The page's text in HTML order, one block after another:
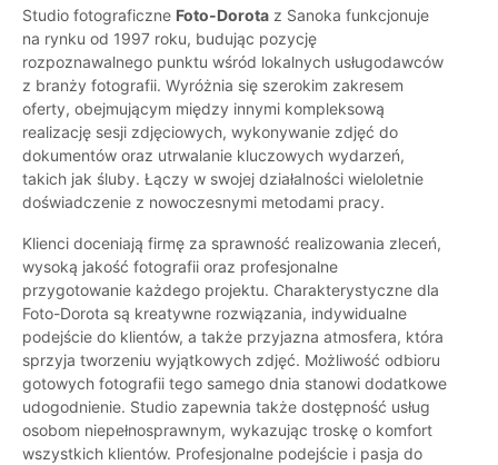
Studio fotograficzne Foto-Dorota z Sanoka funkcjonuje
na rynku od 1997 roku, budując pozycję
rozpoznawalnego punktu wśród lokalnych usługodawców
z branży fotografii. Wyróżnia się szerokim zakresem
oferty, obejmującym między innymi kompleksową
realizację sesji zdjęciowych, wykonywanie zdjęć do
dokumentów oraz utrwalanie kluczowych wydarzeń,
takich jak śluby. Łączy w swojej działalności wieloletnie
doświadczenie z nowoczesnymi metodami pracy.
Klienci doceniają firmę za sprawność realizowania zleceń,
wysoką jakość fotografii oraz profesjonalne
przygotowanie każdego projektu. Charakterystyczne dla
Foto-Dorota są kreatywne rozwiązania, indywidualne
podejście do klientów, a także przyjazna atmosfera, która
sprzyja tworzeniu wyjątkowych zdjęć. Możliwość odbioru
gotowych fotografii tego samego dnia stanowi dodatkowe
udogodnienie. Studio zapewnia także dostępność usług
osobom niepełnosprawnym, wykazując troskę o komfort
wszystkich klientów. Profesjonalne podejście i pasja do